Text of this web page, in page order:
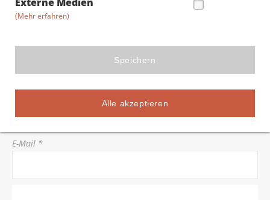
(Mehr erfahren)
Speichern
Alle akzeptieren
Stadt *
E-Mail *